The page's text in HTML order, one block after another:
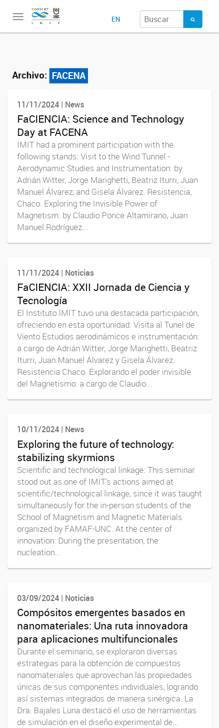
Toggle
EN
Archivo: FACENA
11/11/2024 | News
FaCIENCIA: Science and Technology
Day at FACENA
IMIT had a prominent participation with the
following stands: Visit to the Wind Tunnel -
Aerodynamic Studies and Instrumentation: by
Adrián Witter, Jorge Marighetti, Beatriz Iturri, Juan
Manuel Álvarez, and Gisela Álvarez. Resistencia,
Chaco. Exploring the Invisible Power of
Magnetism: by Claudio Ponce Altamirano, Juan
Manuel Rodríguez...
11/11/2024 | Noticias
FaCIENCIA: XXII Jornada de Ciencia y
Tecnología
El Instituto IMIT tuvo una destacada participación,
ofreciendo en esta oportunidad: Visita al Tunel de
Viento Estudios aerodinámicos e instrumentación:
a cargo de Adrián Witter, Jorge Marighetti, Beatriz
Iturri, Juan Manuel Álvarez y Gisela Álvarez.
Resistencia Chaco. Explorando el poder invisible
del Magnetismo: a cargo de Claudio...
10/11/2024 | News
Exploring the future of technology:
stabilizing skyrmions
Scientific and technological linkage: This seminar
stood out as one of IMIT's actions aimed at
scientific/technological linkage, since it was taught
simultaneously for the in-person students of the
School of Magnetism and Magnetic Materials
organized by FAMAF-UNC. At the center of
innovation: During the presentation, the
nucleation...
03/09/2024 | Noticias
Compósitos emergentes basados en
nanomateriales: Una ruta innovadora
para aplicaciones multifuncionales
Durante el seminario, se exploraron diversas
estrategias para la obtención de compuestos
nanomateriales que aprovechan las propiedades
únicas de sus componentes individuales, logrando
así sistemas integrados de manera sinérgica. La
Dra. Bajales Luna destacó el uso de herramientas
de simulación en el diseño experimental de...